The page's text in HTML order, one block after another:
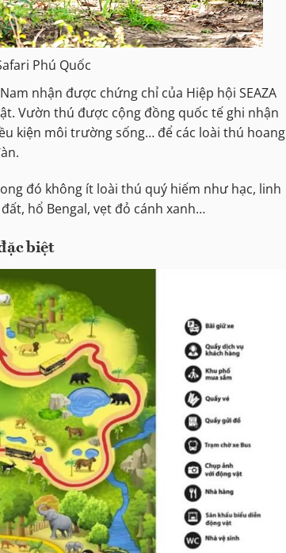
Phú Quốc
nhận được chứng chỉ của Hiệp hội SEAZA
Vườn thú được cộng đồng quốc tế ghi nhận
kiện môi trường sống… để các loài thú hoang
đó không ít loài thú quý hiếm như hạc, linh
hổ Bengal, vẹt đỏ cánh xanh…
biệt